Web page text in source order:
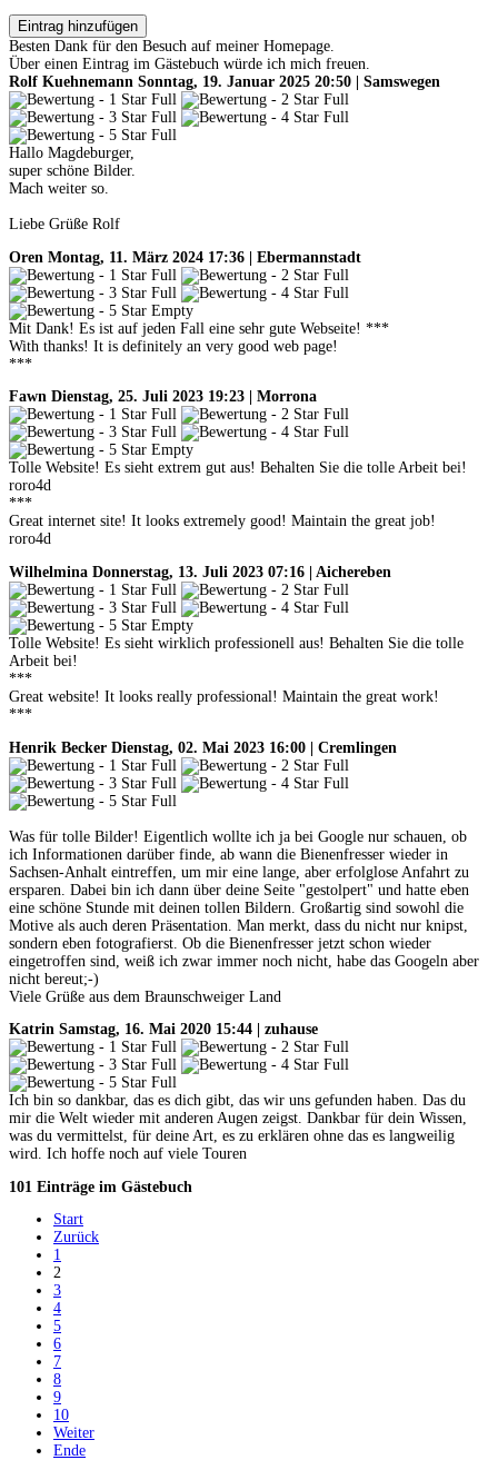
Eintrag hinzufügen
Besten Dank für den Besuch auf meiner Homepage.
Über einen Eintrag im Gästebuch würde ich mich freuen.
Rolf Kuehnemann Sonntag, 19. Januar 2025 20:50 | Samswegen
Hallo Magdeburger,
super schöne Bilder.
Mach weiter so.
Liebe Grüße Rolf
Oren Montag, 11. März 2024 17:36 | Ebermannstadt
Mit Dank! Es ist auf jeden Fall eine sehr gute Webseite! ***
With thanks! It is definitely an very good web page!
***
Fawn Dienstag, 25. Juli 2023 19:23 | Morrona
Tolle Website! Es sieht extrem gut aus! Behalten Sie die tolle Arbeit bei!
roro4d
***
Great internet site! It looks extremely good! Maintain the great job!
roro4d
Wilhelmina Donnerstag, 13. Juli 2023 07:16 | Aichereben
Tolle Website! Es sieht wirklich professionell aus! Behalten Sie die tolle
Arbeit bei!
***
Great website! It looks really professional! Maintain the great work!
***
Henrik Becker Dienstag, 02. Mai 2023 16:00 | Cremlingen
Was für tolle Bilder! Eigentlich wollte ich ja bei Google nur schauen, ob
ich Informationen darüber finde, ab wann die Bienenfresser wieder in
Sachsen-Anhalt eintreffen, um mir eine lange, aber erfolglose Anfahrt zu
ersparen. Dabei bin ich dann über deine Seite "gestolpert" und hatte eben
eine schöne Stunde mit deinen tollen Bildern. Großartig sind sowohl die
Motive als auch deren Präsentation. Man merkt, dass du nicht nur knipst,
sondern eben fotografierst. Ob die Bienenfresser jetzt schon wieder
eingetroffen sind, weiß ich zwar immer noch nicht, habe das Googeln aber
nicht bereut;-)
Viele Grüße aus dem Braunschweiger Land
Katrin Samstag, 16. Mai 2020 15:44 | zuhause
Ich bin so dankbar, das es dich gibt, das wir uns gefunden haben. Das du
mir die Welt wieder mit anderen Augen zeigst. Dankbar für dein Wissen,
was du vermittelst, für deine Art, es zu erklären ohne das es langweilig
wird. Ich hoffe noch auf viele Touren
101 Einträge im Gästebuch
Start
Zurück
1
2
3
4
5
6
7
8
9
10
Weiter
Ende